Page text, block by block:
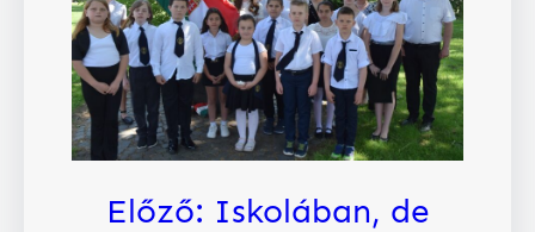
Előző: Iskolában, de